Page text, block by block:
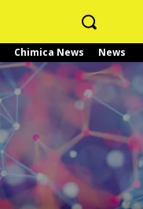
Chimica News News